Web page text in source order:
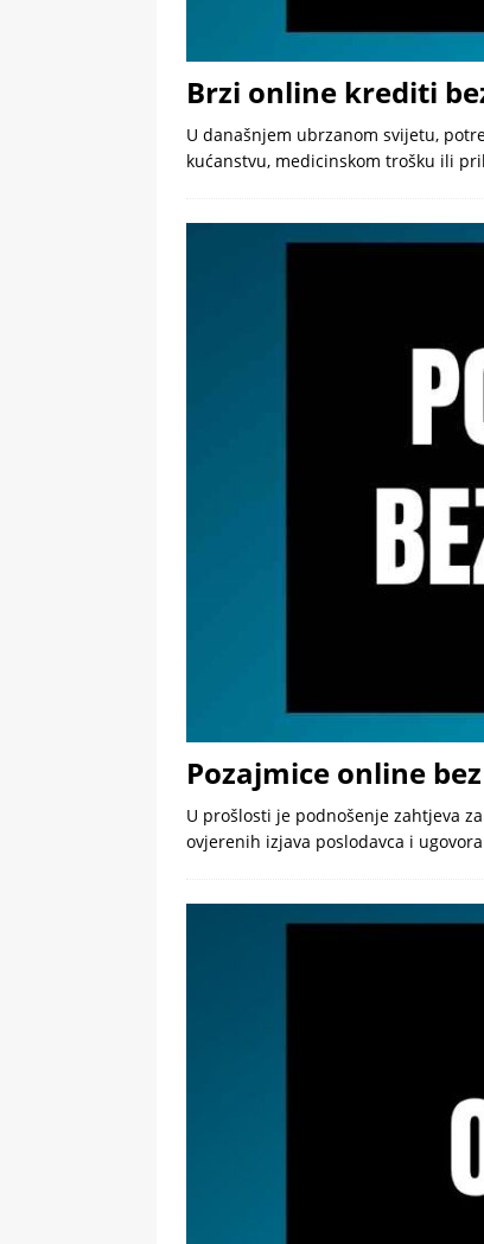
Brzi online krediti
U današnjem ubrzanom svijetu,
kućanstvu, medicinskom trošku ili
Pozajmice online
U prošlosti je podnošenje zahtjeva
ovjerenih izjava poslodavca i